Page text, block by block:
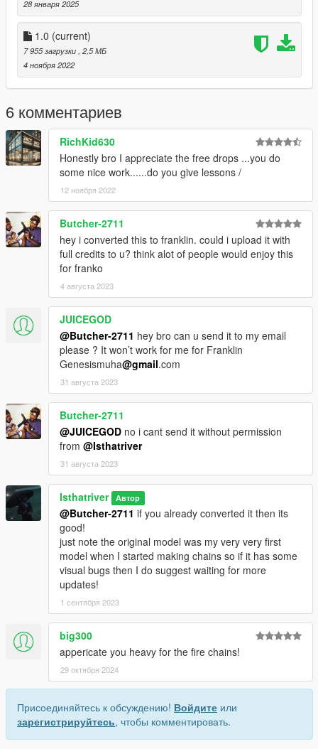
28 января 2025
1.0 (current)
7 955 загрузки, 2,5 МБ
4 ноября 2022
6 комментариев
RichKid630
Honestly bro I appreciate the free drops ...you do
some nice work......do you give lessons /
12 ноября 2022
Butcher-2711
hey i converted this to franklin. could i upload it with
full credits to u? think alot of people would enjoy this
for franko
4 августа 2023
JUICEGOD
@Butcher-2711 hey bro can u send it to my email
please ? It won’t work for me for Franklin
Genesismuha@gmail.com
31 августа 2023
Butcher-2711
@JUICEGOD no i cant send it without permission
from @Isthatriver
31 августа 2023
Isthatriver Автор
@Butcher-2711 if you already converted it then its
good!
just note the original model was my very very first
model when I started making chains so if it has some
visual bugs then I do suggest waiting for more
updates!
1 сентября 2023
big300
appericate you heavy for the fire chains!
29 октября 2024
Присоединяйтесь к обсуждению! Войдите или
зарегистрируйтесь, чтобы комментировать.